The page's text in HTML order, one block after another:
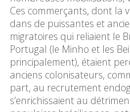
Ces commerçants, dont la
dans de puissantes et
migratoires qui reliaient le
Portugal (le Minho et les
principalement), étaient
anciens colonisateurs,
part, au recrutement
s’enrichissaient au